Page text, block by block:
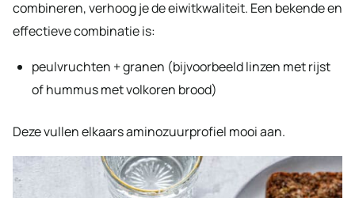
combineren, verhoog je de eiwitkwaliteit. Een bekende en
effectieve combinatie is:
peulvruchten + granen (bijvoorbeeld linzen met rijst
of hummus met volkoren brood)
Deze vullen elkaars aminozuurprofiel mooi aan.